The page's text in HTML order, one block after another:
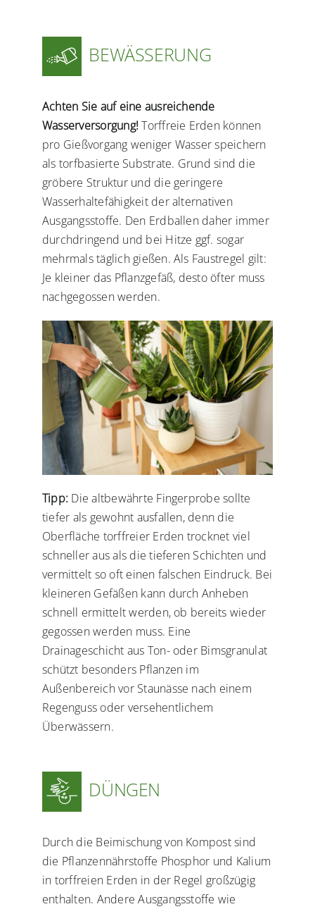
BEWÄSSERUNG
Achten Sie auf eine ausreichende
Wasserversorgung! Torffreie Erden können
pro Gießvorgang weniger Wasser speichern
als torfbasierte Substrate. Grund sind die
gröbere Struktur und die geringere
Wasserhaltefähigkeit der alternativen
Ausgangsstoffe. Den Erdballen daher immer
durchdringend und bei Hitze ggf. sogar
mehrmals täglich gießen. Als Faustregel gilt:
Je kleiner das Pflanzgefäß, desto öfter muss
nachgegossen werden.
Tipp: Die altbewährte Fingerprobe sollte
tiefer als gewohnt ausfallen, denn die
Oberfläche torffreier Erden trocknet viel
schneller aus als die tieferen Schichten und
vermittelt so oft einen falschen Eindruck. Bei
kleineren Gefäßen kann durch Anheben
schnell ermittelt werden, ob bereits wieder
gegossen werden muss. Eine
Drainageschicht aus Ton- oder Bimsgranulat
schützt besonders Pflanzen im
Außenbereich vor Staunässe nach einem
Regenguss oder versehentlichem
Überwässern.
DÜNGEN
Durch die Beimischung von Kompost sind
die Pflanzennährstoffe Phosphor und Kalium
in torffreien Erden in der Regel großzügig
enthalten. Andere Ausgangsstoffe wie